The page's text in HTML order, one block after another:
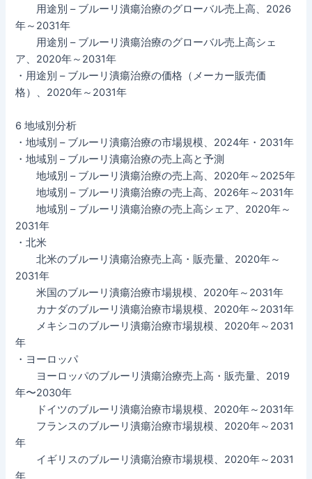
用途別 – ブルーリ潰瘍治療のグローバル売上高、2026
年～2031年
用途別 – ブルーリ潰瘍治療のグローバル売上高シェ
ア、2020年～2031年
・用途別 – ブルーリ潰瘍治療の価格（メーカー販売価
格）、2020年～2031年
6 地域別分析
・地域別 – ブルーリ潰瘍治療の市場規模、2024年・2031年
・地域別 – ブルーリ潰瘍治療の売上高と予測
地域別 – ブルーリ潰瘍治療の売上高、2020年～2025年
地域別 – ブルーリ潰瘍治療の売上高、2026年～2031年
地域別 – ブルーリ潰瘍治療の売上高シェア、2020年～
2031年
・北米
北米のブルーリ潰瘍治療売上高・販売量、2020年～
2031年
米国のブルーリ潰瘍治療市場規模、2020年～2031年
カナダのブルーリ潰瘍治療市場規模、2020年～2031年
メキシコのブルーリ潰瘍治療市場規模、2020年～2031
年
・ヨーロッパ
ヨーロッパのブルーリ潰瘍治療売上高・販売量、2019
年〜2030年
ドイツのブルーリ潰瘍治療市場規模、2020年～2031年
フランスのブルーリ潰瘍治療市場規模、2020年～2031
年
イギリスのブルーリ潰瘍治療市場規模、2020年～2031
年